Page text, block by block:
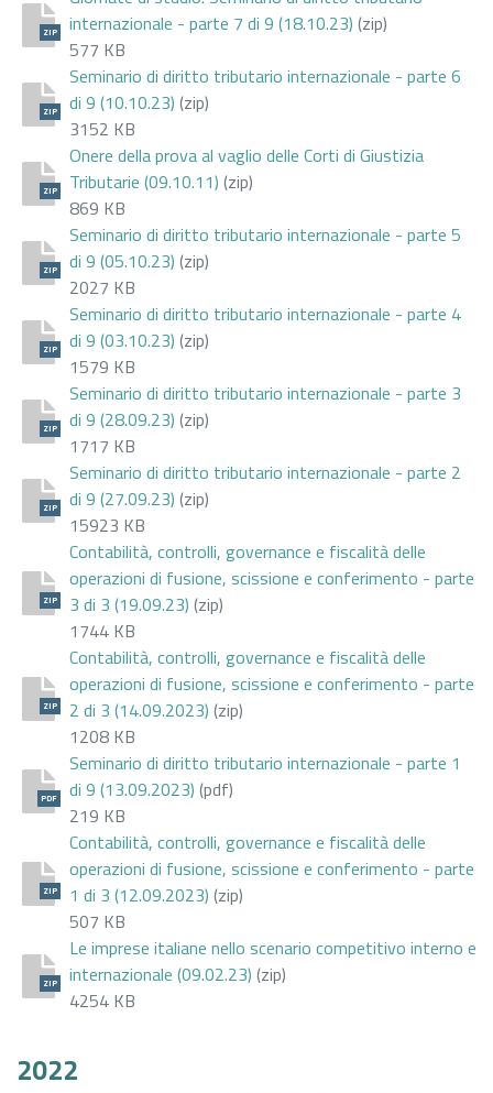
ZIP
internazionale - parte 7 di 9 (18.10.23) (zip)
577 KB
ZIP
Seminario di diritto tributario internazionale - parte 6
di 9 (10.10.23) (zip)
3152 KB
ZIP
Onere della prova al vaglio delle Corti di Giustizia
Tributarie (09.10.11) (zip)
869 KB
ZIP
Seminario di diritto tributario internazionale - parte 5
di 9 (05.10.23) (zip)
2027 KB
ZIP
Seminario di diritto tributario internazionale - parte 4
di 9 (03.10.23) (zip)
1579 KB
ZIP
Seminario di diritto tributario internazionale - parte 3
di 9 (28.09.23) (zip)
1717 KB
ZIP
Seminario di diritto tributario internazionale - parte 2
di 9 (27.09.23) (zip)
15923 KB
ZIP
Contabilità, controlli, governance e fiscalità delle
operazioni di fusione, scissione e conferimento - parte
3 di 3 (19.09.23) (zip)
1744 KB
ZIP
Contabilità, controlli, governance e fiscalità delle
operazioni di fusione, scissione e conferimento - parte
2 di 3 (14.09.2023) (zip)
1208 KB
PDF
Seminario di diritto tributario internazionale - parte 1
di 9 (13.09.2023) (pdf)
219 KB
ZIP
Contabilità, controlli, governance e fiscalità delle
operazioni di fusione, scissione e conferimento - parte
1 di 3 (12.09.2023) (zip)
507 KB
ZIP
Le imprese italiane nello scenario competitivo interno e
internazionale (09.02.23) (zip)
4254 KB
2022